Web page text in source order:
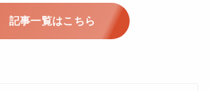
記事一覧はこちら